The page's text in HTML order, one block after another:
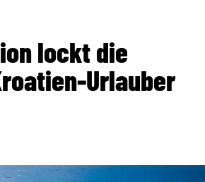
lockt die
Urlauber